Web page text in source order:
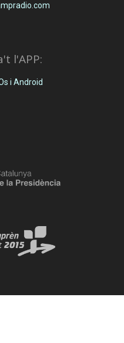
l'APP:
i Android